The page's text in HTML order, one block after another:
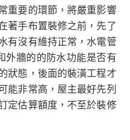
重要的環節，將嚴重影響
著手布置裝修之前，先了
有沒有維持正常，水電管
外牆的的防水功能是否有
狀態，後面的裝潢工程才
能非常高，屋主最好先列
定估算額度，不至於裝修